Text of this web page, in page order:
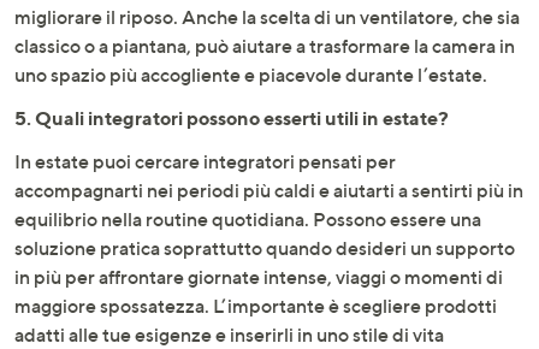
migliorare il riposo. Anche la scelta di un ventilatore, che sia
classico o a piantana, può aiutare a trasformare la camera in
uno spazio più accogliente e piacevole durante l’estate.
5. Quali integratori possono esserti utili in estate?
In estate puoi cercare integratori pensati per
accompagnarti nei periodi più caldi e aiutarti a sentirti più in
equilibrio nella routine quotidiana. Possono essere una
soluzione pratica soprattutto quando desideri un supporto
in più per affrontare giornate intense, viaggi o momenti di
maggiore spossatezza. L’importante è scegliere prodotti
adatti alle tue esigenze e inserirli in uno stile di vita